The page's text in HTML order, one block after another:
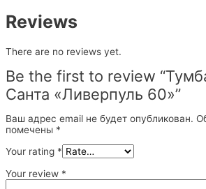
Reviews
There are no reviews yet.
Be the first to review
Санта «Ливерпуль 60»”
Ваш адрес email не будет опубликован.
помечены *
Your rating *
Your review *